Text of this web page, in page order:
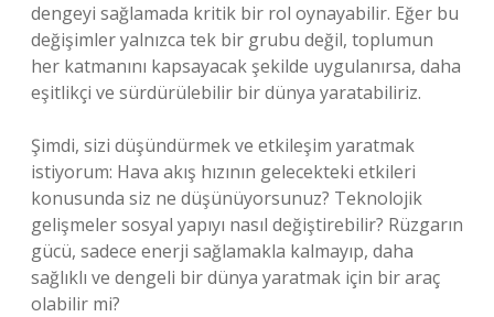
dengeyi sağlamada kritik bir rol oynayabilir. Eğer bu
değişimler yalnızca tek bir grubu değil, toplumun
her katmanını kapsayacak şekilde uygulanırsa, daha
eşitlikçi ve sürdürülebilir bir dünya yaratabiliriz.
Şimdi, sizi düşündürmek ve etkileşim yaratmak
istiyorum: Hava akış hızının gelecekteki etkileri
konusunda siz ne düşünüyorsunuz? Teknolojik
gelişmeler sosyal yapıyı nasıl değiştirebilir? Rüzgarın
gücü, sadece enerji sağlamakla kalmayıp, daha
sağlıklı ve dengeli bir dünya yaratmak için bir araç
olabilir mi?